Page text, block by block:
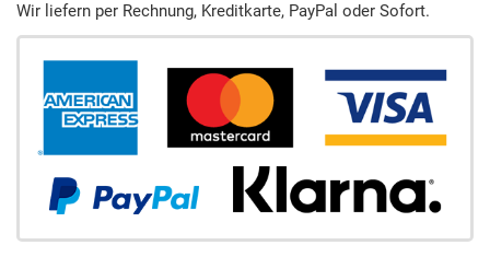
Wir liefern per Rechnung, Kreditkarte, PayPal oder Sofort.